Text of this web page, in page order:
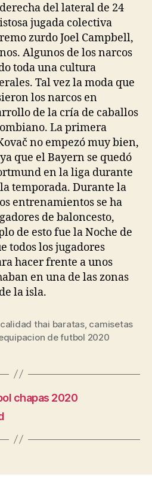
del lateral de 24
jugada colectiva
zurdo Joel Campbell,
Algunos de los narcos
toda una cultura
Tal vez la moda que
los narcos en
de la cría de caballos
La primera
no empezó muy bien,
ya que el Bayern se quedó
en la liga durante
temporada. Durante la
entrenamientos se ha
de baloncesto,
de esto fue la Noche de
todos los jugadores
hacer frente a unos
en una de las zonas
la isla.
thai baratas, camisetas
de futbol 2020
chapas 2020